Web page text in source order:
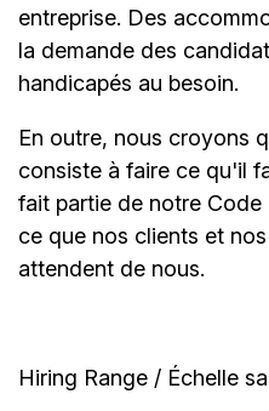
entreprise. Des
la demande des
handicapés au besoin.
En outre, nous croyons
consiste à faire ce qu'il
fait partie de notre
ce que nos clients et
attendent de nous.
Hiring Range / Échelle